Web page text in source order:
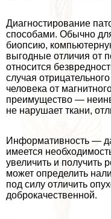
Диагностирование
способами. Обычно
биопсию,
выгодные отличия от
относится
случая
человека от
преимущество —
не нарушает ткани,
Информативность —
имеется
увеличить и получить
может определить
под силу отличить
доброкачественной.